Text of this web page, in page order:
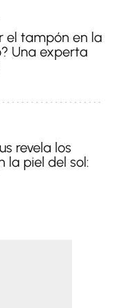
el tampón en la
Una experta
revela los
la piel del sol: